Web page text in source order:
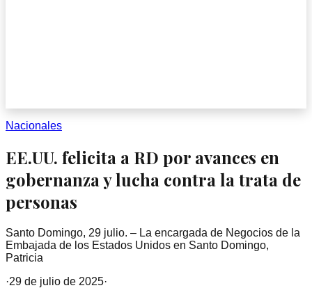
Nacionales
EE.UU. felicita a RD por avances en
gobernanza y lucha contra la trata de
personas
Santo Domingo, 29 julio. – La encargada de Negocios de la
Embajada de los Estados Unidos en Santo Domingo,
Patricia
·29 de julio de 2025·